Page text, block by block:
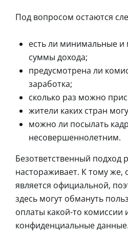
Под вопросом остаются
есть ли минимальные
суммы дохода;
предусмотрена ли
заработка;
сколько раз можно
жители каких стран
можно ли посылать
несовершеннолетним.
Безответственный подход
настораживает. К тому же,
является официальной,
здесь могут обмануть
оплаты какой-то комиссии
конфиденциальные данные.